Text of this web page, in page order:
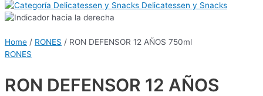
Delicatessen y Snacks
Home / RONES / RON DEFENSOR 12 AÑOS 750ml
RONES
RON DEFENSOR 12 AÑOS